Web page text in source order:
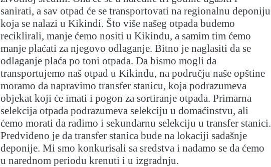
sanirati, a sav otpad će se transportovati na regionalnu deponiju
koja se nalazi u Kikindi. Što više našeg otpada budemo
reciklirali, manje ćemo nositi u Kikindu, a samim tim ćemo
manje plaćati za njegovo odlaganje. Bitno je naglasiti da se
odlaganje plaća po toni otpada. Da bismo mogli da
transportujemo naš otpad u Kikindu, na području naše opštine
moramo da napravimo transfer stanicu, koja podrazumeva
objekat koji će imati i pogon za sortiranje otpada. Primarna
selekcija otpada podrazumeva selekciju u domaćinstvu, ali
ćemo morati da radimo i sekundarnu selekciju u transfer stanici.
Predviđeno je da transfer stanica bude na lokaciji sadašnje
deponije. Mi smo konkurisali sa sredstva i nadamo se da ćemo
u narednom periodu krenuti i u izgradnju.